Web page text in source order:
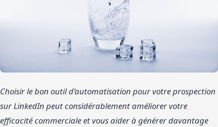
Choisir le bon outil d’automatisation pour votre prospection
sur LinkedIn peut considérablement améliorer votre
efficacité commerciale et vous aider à générer davantage